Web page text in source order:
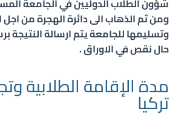
شؤون الطلاب الدوليين في الجامعة
ومن ثم الذهاب الى دائرة الهجرة من اجل
حال نقص في الاوراق .
مدة الإقامة الطلابية
تركيا